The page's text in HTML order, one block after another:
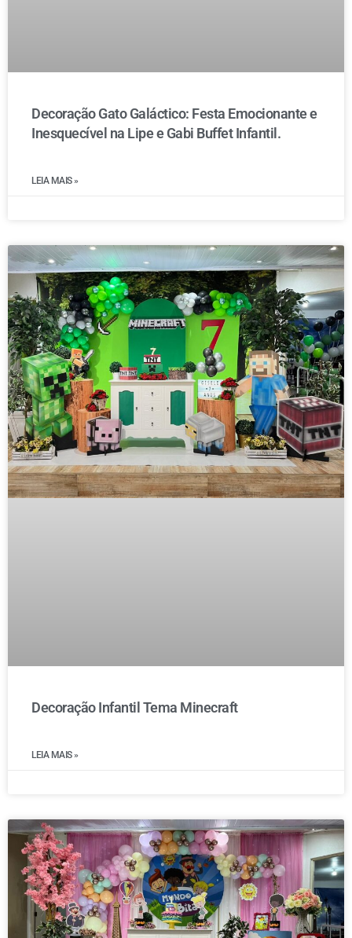
Decoração Gato Galáctico: Festa Emocionante e
Inesquecível na Lipe e Gabi Buffet Infantil.
LEIA MAIS »
Decoração Infantil Tema Minecraft
LEIA MAIS »